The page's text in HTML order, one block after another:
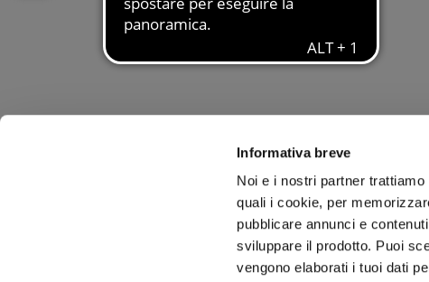
Informativa breve
Noi e i nostri partner
quali i cookie, per
pubblicare annunci e
sviluppare il prodotto. Puoi
vengono elaborati i tuoi dati